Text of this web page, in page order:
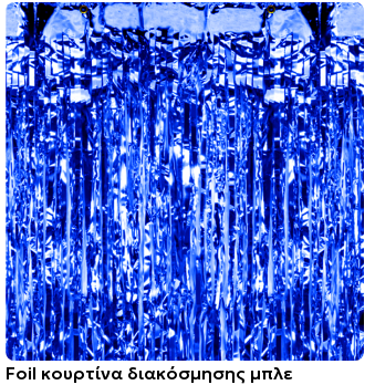
Foil κουρτίνα διακόσμησης μπλε